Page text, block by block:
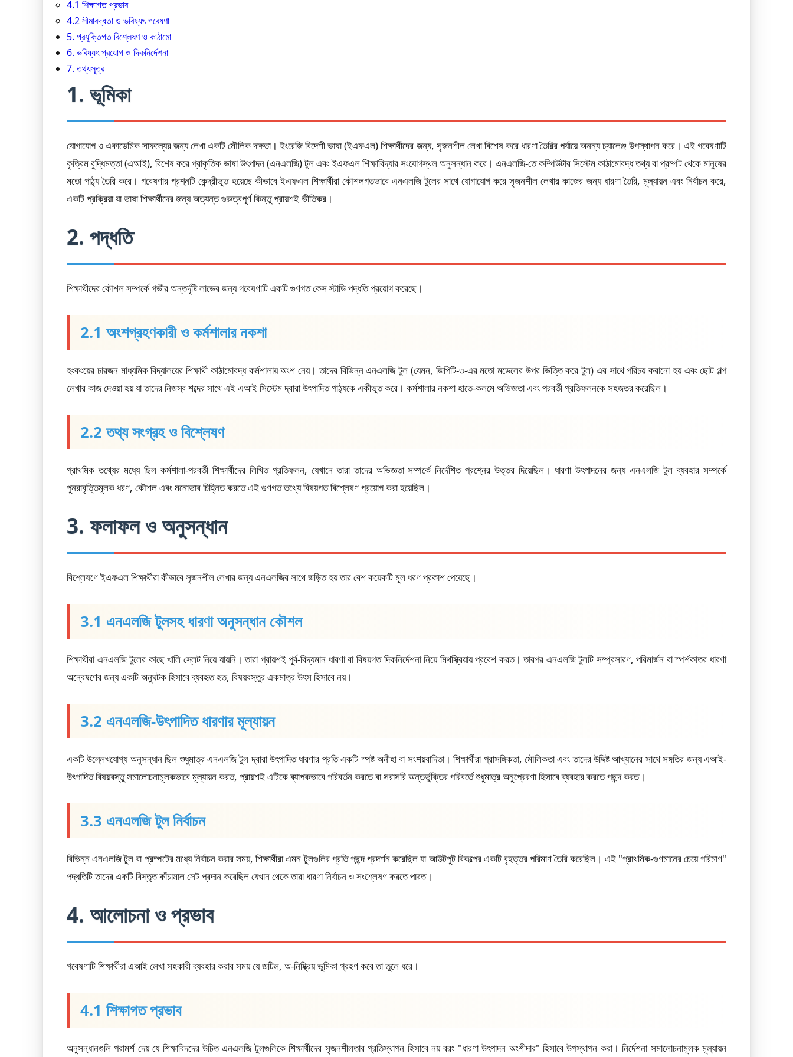
4.1 শিক্ষাগত প্রভাব
4.2 সীমাবদ্ধতা ও ভবিষ্যৎ গবেষণা
5. প্রযুক্তিগত বিশ্লেষণ ও কাঠামো
6. ভবিষ্যৎ প্রয়োগ ও দিকনির্দেশনা
7. তথ্যসূত্র
1. ভূমিকা
যোগাযোগ ও একাডেমিক সাফল্যের জন্য লেখা একটি মৌলিক দক্ষতা। ইংরেজি বিদেশী ভাষা (ইএফএল) শিক্ষার্থীদের জন্য, সৃজনশীল লেখা বিশেষ করে ধারণা তৈরির পর্যায়ে অনন্য চ্যালেঞ্জ উপস্থাপন করে। এই গবেষণাটি
কৃত্রিম বুদ্ধিমত্তা (এআই), বিশেষ করে প্রাকৃতিক ভাষা উৎপাদন (এনএলজি) টুল এবং ইএফএল শিক্ষাবিদ্যার সংযোগস্থল অনুসন্ধান করে। এনএলজি-তে কম্পিউটার সিস্টেম কাঠামোবদ্ধ তথ্য বা প্রম্পট থেকে মানুষের
মতো পাঠ্য তৈরি করে। গবেষণার প্রশ্নটি কেন্দ্রীভূত হয়েছে কীভাবে ইএফএল শিক্ষার্থীরা কৌশলগতভাবে এনএলজি টুলের সাথে যোগাযোগ করে সৃজনশীল লেখার কাজের জন্য ধারণা তৈরি, মূল্যায়ন এবং নির্বাচন করে,
একটি প্রক্রিয়া যা ভাষা শিক্ষার্থীদের জন্য অত্যন্ত গুরুত্বপূর্ণ কিন্তু প্রায়শই ভীতিকর।
2. পদ্ধতি
শিক্ষার্থীদের কৌশল সম্পর্কে গভীর অন্তর্দৃষ্টি লাভের জন্য গবেষণাটি একটি গুণগত কেস স্টাডি পদ্ধতি প্রয়োগ করেছে।
2.1 অংশগ্রহণকারী ও কর্মশালার নকশা
হংকংয়ের চারজন মাধ্যমিক বিদ্যালয়ের শিক্ষার্থী কাঠামোবদ্ধ কর্মশালায় অংশ নেয়। তাদের বিভিন্ন এনএলজি টুল (যেমন, জিপিটি-৩-এর মতো মডেলের উপর ভিত্তি করে টুল) এর সাথে পরিচয় করানো হয় এবং ছোট গল্প
লেখার কাজ দেওয়া হয় যা তাদের নিজস্ব শব্দের সাথে এই এআই সিস্টেম দ্বারা উৎপাদিত পাঠ্যকে একীভূত করে। কর্মশালার নকশা হাতে-কলমে অভিজ্ঞতা এবং পরবর্তী প্রতিফলনকে সহজতর করেছিল।
2.2 তথ্য সংগ্রহ ও বিশ্লেষণ
প্রাথমিক তথ্যের মধ্যে ছিল কর্মশালা-পরবর্তী শিক্ষার্থীদের লিখিত প্রতিফলন, যেখানে তারা তাদের অভিজ্ঞতা সম্পর্কে নির্দেশিত প্রশ্নের উত্তর দিয়েছিল। ধারণা উৎপাদনের জন্য এনএলজি টুল ব্যবহার সম্পর্কে
পুনরাবৃত্তিমূলক ধরণ, কৌশল এবং মনোভাব চিহ্নিত করতে এই গুণগত তথ্যে বিষয়গত বিশ্লেষণ প্রয়োগ করা হয়েছিল।
3. ফলাফল ও অনুসন্ধান
বিশ্লেষণে ইএফএল শিক্ষার্থীরা কীভাবে সৃজনশীল লেখার জন্য এনএলজির সাথে জড়িত হয় তার বেশ কয়েকটি মূল ধরণ প্রকাশ পেয়েছে।
3.1 এনএলজি টুলসহ ধারণা অনুসন্ধান কৌশল
শিক্ষার্থীরা এনএলজি টুলের কাছে খালি স্লেট নিয়ে যায়নি। তারা প্রায়শই পূর্ব-বিদ্যমান ধারণা বা বিষয়গত দিকনির্দেশনা নিয়ে মিথস্ক্রিয়ায় প্রবেশ করত। তারপর এনএলজি টুলটি সম্প্রসারণ, পরিমার্জন বা স্পর্শকাতর ধারণা
অন্বেষণের জন্য একটি অনুঘটক হিসাবে ব্যবহৃত হত, বিষয়বস্তুর একমাত্র উৎস হিসাবে নয়।
3.2 এনএলজি-উৎপাদিত ধারণার মূল্যায়ন
একটি উল্লেখযোগ্য অনুসন্ধান ছিল শুধুমাত্র এনএলজি টুল দ্বারা উৎপাদিত ধারণার প্রতি একটি স্পষ্ট অনীহা বা সংশয়বাদিতা। শিক্ষার্থীরা প্রাসঙ্গিকতা, মৌলিকতা এবং তাদের উদ্দিষ্ট আখ্যানের সাথে সঙ্গতির জন্য এআই-
উৎপাদিত বিষয়বস্তু সমালোচনামূলকভাবে মূল্যায়ন করত, প্রায়শই এটিকে ব্যাপকভাবে পরিবর্তন করতে বা সরাসরি অন্তর্ভুক্তির পরিবর্তে শুধুমাত্র অনুপ্রেরণা হিসাবে ব্যবহার করতে পছন্দ করত।
3.3 এনএলজি টুল নির্বাচন
বিভিন্ন এনএলজি টুল বা প্রম্পটের মধ্যে নির্বাচন করার সময়, শিক্ষার্থীরা এমন টুলগুলির প্রতি পছন্দ প্রদর্শন করেছিল যা আউটপুট বিকল্পের একটি বৃহত্তর পরিমাণ তৈরি করেছিল। এই "প্রাথমিক-গুণমানের চেয়ে পরিমাণ"
পদ্ধতিটি তাদের একটি বিস্তৃত কাঁচামাল সেট প্রদান করেছিল যেখান থেকে তারা ধারণা নির্বাচন ও সংশ্লেষণ করতে পারত।
4. আলোচনা ও প্রভাব
গবেষণাটি শিক্ষার্থীরা এআই লেখা সহকারী ব্যবহার করার সময় যে জটিল, অ-নিষ্ক্রিয় ভূমিকা গ্রহণ করে তা তুলে ধরে।
4.1 শিক্ষাগত প্রভাব
অনুসন্ধানগুলি পরামর্শ দেয় যে শিক্ষাবিদদের উচিত এনএলজি টুলগুলিকে শিক্ষার্থীদের সৃজনশীলতার প্রতিস্থাপন হিসাবে নয় বরং "ধারণা উৎপাদন অংশীদার" হিসাবে উপস্থাপন করা। নির্দেশনা সমালোচনামূলক মূল্যায়ন